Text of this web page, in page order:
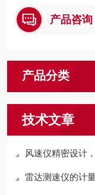
产品咨询
产品分类
技术文章
风速仪精密设计
雷达测速仪的计